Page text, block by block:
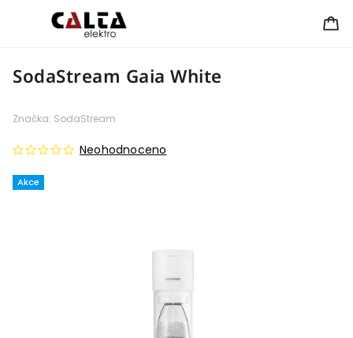
SodaStream Gaia White
Akce
Neohodnoceno
Značka: SodaStream